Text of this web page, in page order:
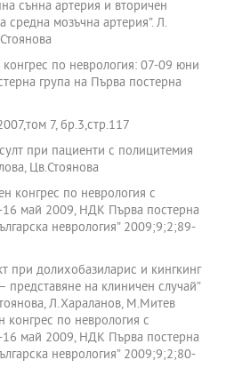
сънна артерия и вторичен
мозъчна артерия”. Л.
по неврология: 07-09 юни
група на Първа постерна
7, бр.3,стр.117
при пациенти с полицитемия
Цв.Стоянова
конгрес по неврология с
май 2009, НДК Първа постерна
неврология” 2009;9;2;89-
при долихобазиларис и кингкинг
представяне на клиничен случай”
Л.Хараланов, М.Митев
по неврология с
май 2009, НДК Първа постерна
неврология” 2009;9;2;80-